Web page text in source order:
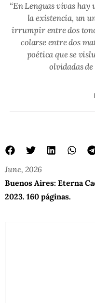
“En Lenguas vivas hay
la existencia, un
irrumpir entre dos
colarse entre dos
poética que se
olvidadas
June, 2026
Buenos Aires: Eterna
2023. 160 páginas.